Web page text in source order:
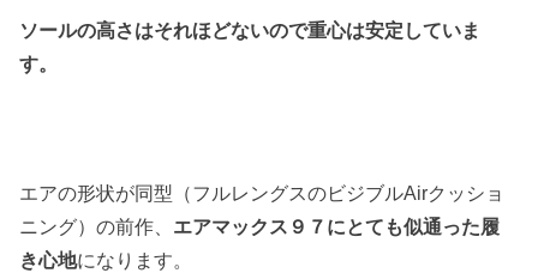
ソールの高さはそれほどないので重心は安定していま
す。
エアの形状が同型（フルレングスのビジブルAirクッショ
ニング）の前作、 エアマックス９７にとても似通った履
き心地になります。